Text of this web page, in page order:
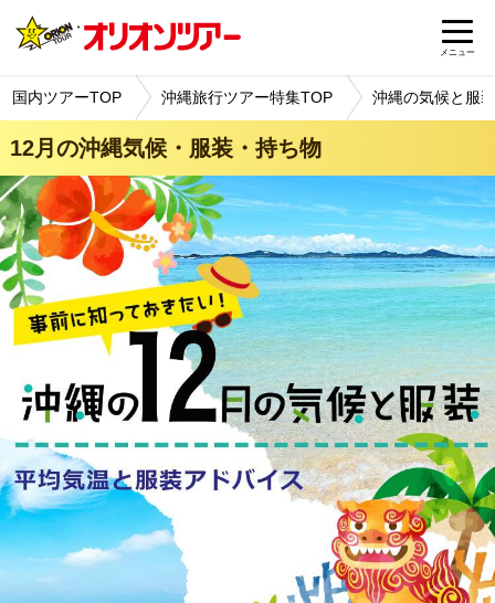
メニュー
国内ツアーTOP 沖縄旅行ツアー特集TOP 沖縄の気候と服
12月の沖縄気候・服装・持ち物